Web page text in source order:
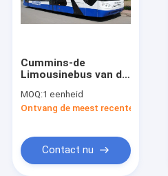
Fabrieksreis
Nieuws
Verzoek om een Citaat
Cummins-de
Limousinebus van de
Gelijkwaardig aan
Cobus 2700s
MOQ:1 eenheid
Ontvang de meest recente Prijs
Contact nu